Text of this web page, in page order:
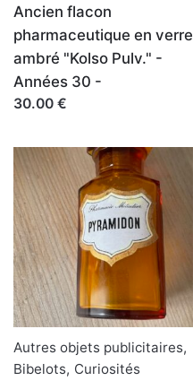
Ancien flacon
pharmaceutique en verre
ambré "Kolso Pulv." -
Années 30 -
30.00 €
Autres objets publicitaires,
Bibelots, Curiosités